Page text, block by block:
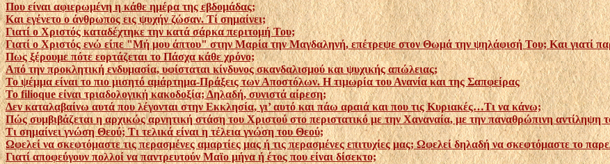
Που είναι αφιερωμένη η κάθε ημέρα της εβδομάδας;
Και εγένετο ο άνθρωπος εις ψυχήν ζώσαν. Τί σημαίνει;
Γιατί ο Χριστός καταδέχτηκε την κατά σάρκα περιτομή Του;
Γιατί ο Χριστός ενώ είπε "Μή μου άπτου" στην Μαρία την Μαγδαληνή, επέτρεψε στον Θωμά την ψηλάφισή Του; Και γιατί
Πως ξέρουμε πότε εορτάζεται το Πάσχα κάθε χρόνο;
Από την προκλητική ενδυμασία, υφίσταται κίνδυνος σκανδαλισμού και ψυχικής απώλειας;
Το ψέμμα είναι το πιο μισητό αμάρτημα-Πράξεις των Αποστόλων. Η τιμωρία του Ανανία και της Σαπφείρας
Το filioque είναι τριαδολογική κακοδοξία; Δηλαδή, συνιστά αίρεση;
Δεν καταλαβαίνω αυτά που λέγονται στην Εκκλησία, γι’ αυτό και πάω αραιά και που τις Κυριακές…Τι να κάνω;
Πώς συμβιβάζεται η αρχικώς αρνητική στάση του Χριστού στο περιστατικό με την Χαναναία, με την παναθρώπινη αντίληψη
Τι σημαίνει γνώση Θεού; Τι τελικά είναι η τέλεια γνώση του Θεού;
Ωφελεί να σκεφτόμαστε τις περασμένες αμαρτίες μας ή τις περασμένες επιτυχίες μας; Ωφελεί δηλαδή να σκεφτόμαστε το
Γιατί αποφεύγουν πολλοί να παντρευτούν Μαϊο μήνα ή έτος που είναι δίσεκτο;